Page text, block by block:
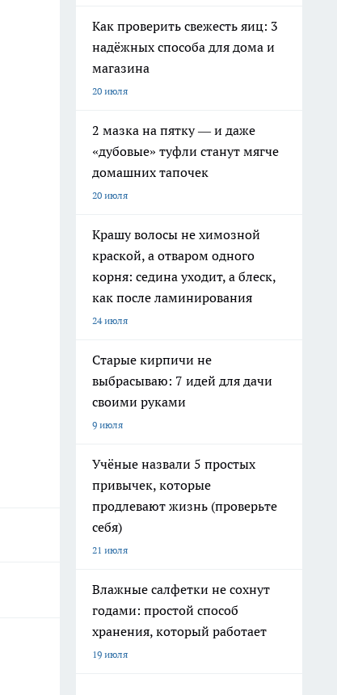
Как проверить свежесть яиц: 3
надёжных способа для дома и
магазина
20 июля
2 мазка на пятку — и даже
«дубовые» туфли станут мягче
домашних тапочек
20 июля
Крашу волосы не химозной
краской, а отваром одного
корня: седина уходит, а блеск,
как после ламинирования
24 июля
Старые кирпичи не
выбрасываю: 7 идей для дачи
своими руками
9 июля
Учёные назвали 5 простых
привычек, которые
продлевают жизнь (проверьте
себя)
21 июля
Влажные салфетки не сохнут
годами: простой способ
хранения, который работает
19 июля